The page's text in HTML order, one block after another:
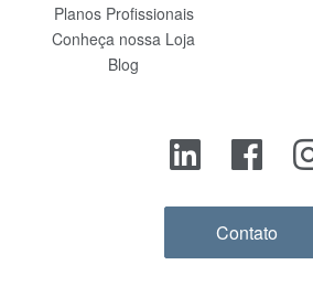
Planos Profissionais
Conheça nossa Loja
Blog
Contato